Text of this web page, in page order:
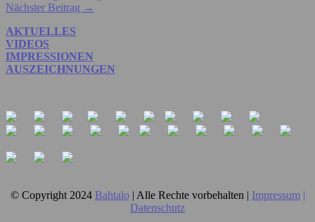
Nächster Beitrag →
AKTUELLES
VIDEOS
IMPRESSIONEN
AUSZEICHNUNGEN
© Copyright 2024 Bahtalo| Alle Rechte vorbehalten | Impressum |
Datenschutz